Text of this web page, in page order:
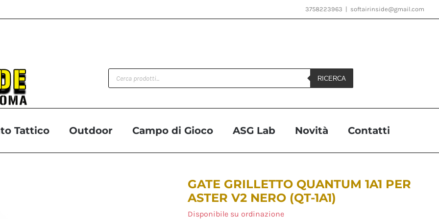
3758223963 softairinside@gmail.com
Products
search
RICERCA
Tattico Outdoor Campo di Gioco ASG Lab Novità Contatti
GATE GRILLETTO QUANTUM 1A1 PER
ASTER V2 NERO (QT-1A1)
Disponibile su ordinazione